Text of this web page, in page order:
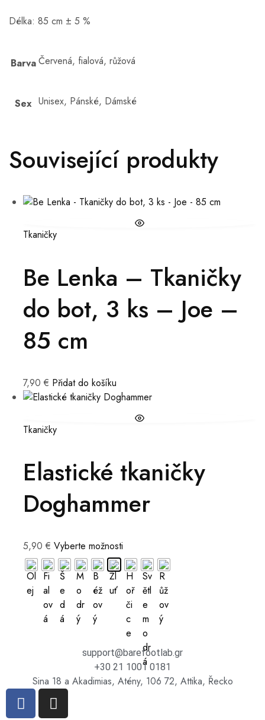
Délka: 85 cm ± 5 %
BarvaČervená, fialová, růžová
Sex Unisex, Pánské, Dámské
Související produkty
Tkaničky
Be Lenka – Tkaničky
do bot, 3 ks – Joe –
85 cm
7,90 € Přidat do košíku
Tkaničky
Elastické tkaničky
Doghammer
5,90 € Vyberte možnosti
support@barefootlab.gr
+30 21 1001 0181
Sina 18 a Akadimias, Atény, 106 72, Attika, Řecko